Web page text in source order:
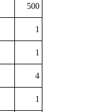
500
1
1
4
1